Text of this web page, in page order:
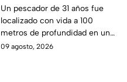
de profundidad tras 15
días
Un pescador de 31 años fue
localizado con vida a 100
metros de profundidad en un
cenote de Veracruz, tras
09 agosto, 2026